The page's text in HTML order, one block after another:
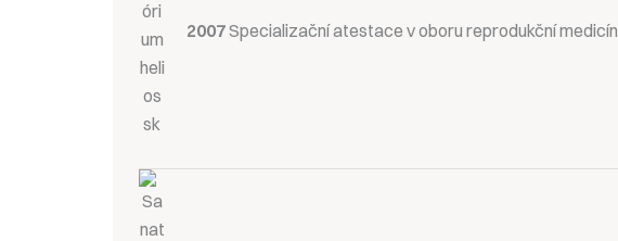
2007Specializační atestace v oboru reprodukční